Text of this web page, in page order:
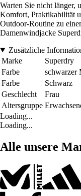
Warten Sie nicht länger,
Komfort, Praktikabilität
Outdoor-Routine zu
Damenwindjacke
Zusätzliche
Marke
Superdry
Farbe
schwarzer
Farbe
Schwarz
Geschlecht
Frau
Altersgruppe
Loading...
Loading...
Alle unsere